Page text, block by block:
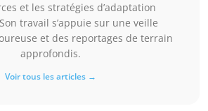
et les stratégies d’adaptation
travail s’appuie sur une veille
et des reportages de terrain
approfondis.
Voir tous les articles →